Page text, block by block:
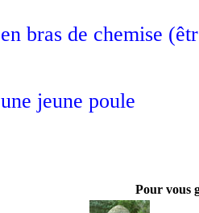
en bras de chemise
une jeune poule
Pour vous